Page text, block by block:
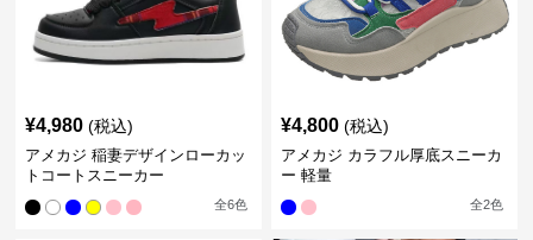
¥4,980 (税込)
アメカジ 稲妻デザインローカッ
トコートスニーカー
全6色
¥4,800 (税込)
アメカジ カラフル厚底スニーカ
ー 軽量
全2色